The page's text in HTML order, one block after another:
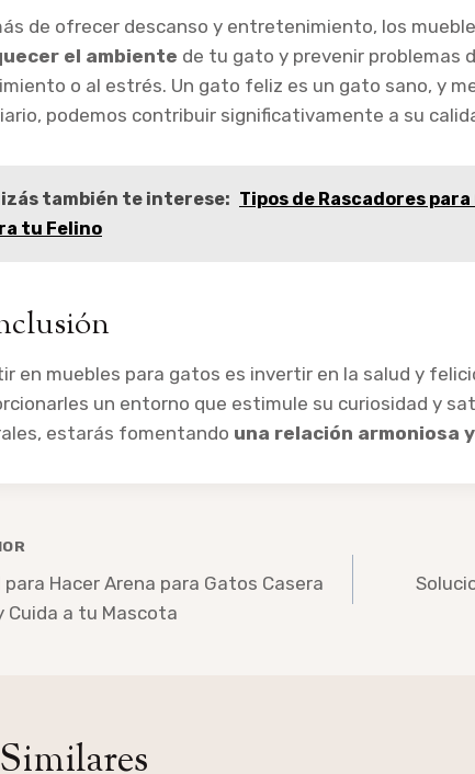
de ofrecer descanso y entretenimiento, los
el ambiente de tu gato y prevenir problemas
o al estrés. Un gato feliz es un gato sano, y
podemos contribuir significativamente a su
también te interese: Tipos de Rascadores
tu Felino
en muebles para gatos es invertir en la salud y
un entorno que estimule su curiosidad y
estarás fomentando una relación armoniosa
para Hacer Arena para Gatos Casera
Cuida a tu Mascota